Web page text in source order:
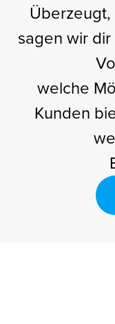
sagen wir
welche
Kunden